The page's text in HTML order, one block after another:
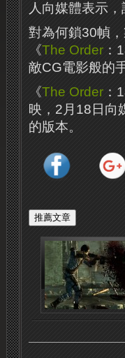
人向媒體表示
對為何鎖30幀
《The Order ：
敵CG電影般​​的
《The Order ：
映，2月18日向
的版本。